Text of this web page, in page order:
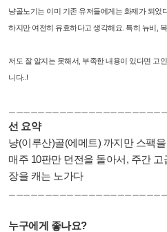
냥골노기는 이미 기존 유저들에게는 화제가 되었
하지만 여전히 유효하다고 생각해요. 특히 뉴비,
저도 잘 알지는 못해서, 부족한 내용이 있다면 고
니다..!
ㅡㅡㅡㅡㅡㅡㅡㅡㅡㅡㅡㅡㅡㅡㅡㅡㅡㅡㅡㅡㅡ
선 요약
냥(이루산)골(에메트) 까지만 스팩
매주 10판만 던전을 돌아서, 주간 고
장을 캐는 노가다
ㅡㅡㅡㅡㅡㅡㅡㅡㅡㅡㅡㅡㅡㅡㅡㅡㅡㅡㅡㅡㅡ
누구에게 좋나요?